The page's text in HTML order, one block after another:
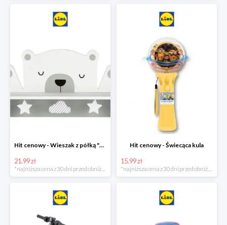
Hit cenowy - Wieszak z półką "Miś"
21.99 zł
*najniższa cena z 30 dni przed obniżką
Hit cenowy - Świecąca kula
15.99 zł
*najniższa cena z 30 dni przed obniżką